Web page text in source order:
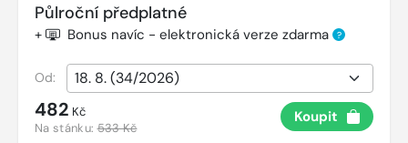
Půlroční předplatné
+ Bonus navíc - elektronická verze zdarma ?
Od:
482 Kč
Na stánku:533 Kč
Koupit